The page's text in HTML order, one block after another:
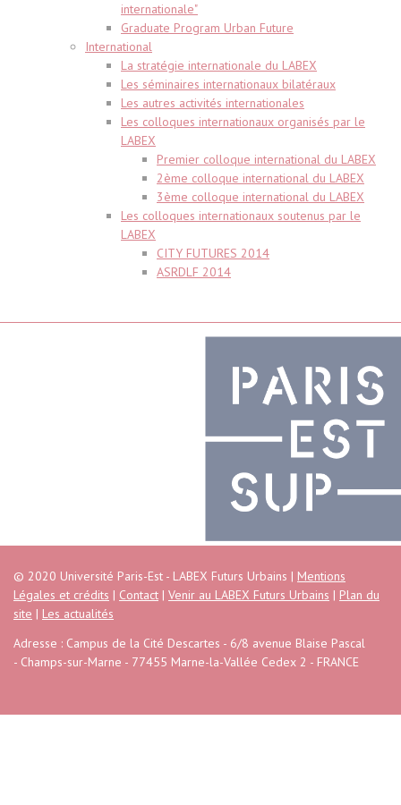
internationale"
Graduate Program Urban Future
International
La stratégie internationale du LABEX
Les séminaires internationaux bilatéraux
Les autres activités internationales
Les colloques internationaux organisés par le
LABEX
Premier colloque international du LABEX
2ème colloque international du LABEX
3ème colloque international du LABEX
Les colloques internationaux soutenus par le
LABEX
CITY FUTURES 2014
ASRDLF 2014
© 2020 Université Paris-Est - LABEX Futurs Urbains | Mentions
Légales et crédits | Contact | Venir au LABEX Futurs Urbains | Plan du
site | Les actualités
Adresse : Campus de la Cité Descartes - 6/8 avenue Blaise Pascal
- Champs-sur-Marne - 77455 Marne-la-Vallée Cedex 2 - FRANCE